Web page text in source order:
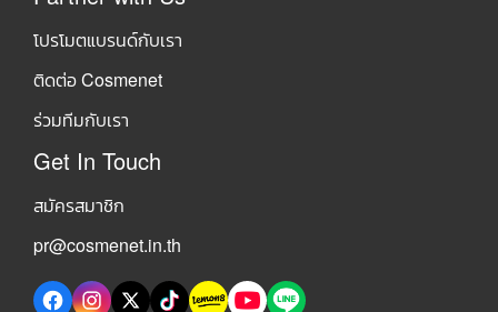
โปรโมตแบรนด์กับเรา
ติดต่อ Cosmenet
ร่วมทีมกับเรา
Get In Touch
สมัครสมาชิก
pr@cosmenet.in.th